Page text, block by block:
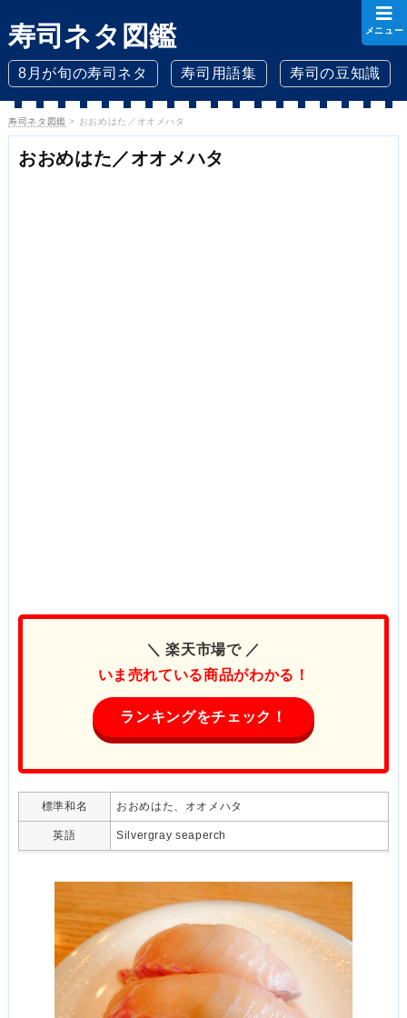
寿司ネタ図鑑
8月が旬の寿司ネタ 寿司用語集 寿司の豆知識
寿司ネタ図鑑 > おおめはた／オオメハタ
おおめはた／オオメハタ
＼ 楽天市場で ／
いま売れている商品がわかる！
ランキングをチェック！
標準和名 おおめはた、オオメハタ
英語 Silvergray seaperch
メニュー